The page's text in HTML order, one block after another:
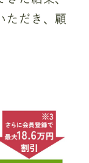
ただき、顧